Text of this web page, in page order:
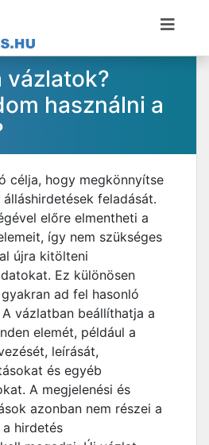
vázlatok?
használni a
célja, hogy megkönnyítse
feladását.
előre elmentheti a
így nem szükséges
újra kitölteni
Ez különösen
ad fel hasonló
vázlatban beállíthatja a
elemét, például a
leírását,
és egyéb
A megjelenési és
azonban nem részei a
hirdetés